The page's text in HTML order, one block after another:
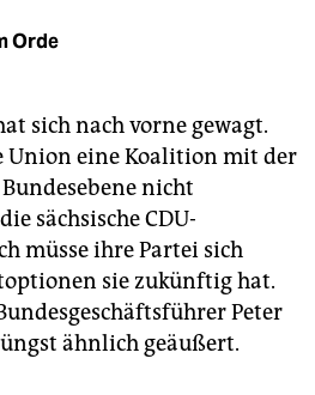
Orde
sich nach vorne gewagt.
Union eine Koalition mit der
nicht
sächsische CDU-
müsse ihre Partei sich
sie zukünftig hat.
Peter
ähnlich geäußert.